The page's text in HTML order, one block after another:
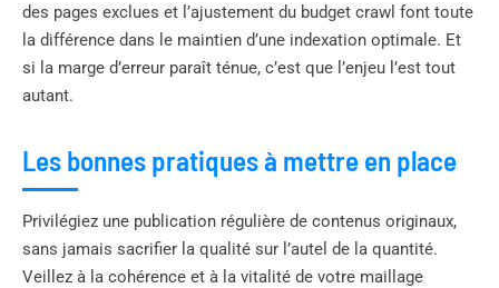
des pages exclues et l’ajustement du budget crawl font toute
la différence dans le maintien d’une indexation optimale. Et
si la marge d’erreur paraît ténue, c’est que l’enjeu l’est tout
autant.
Les bonnes pratiques à mettre en place
Privilégiez une publication régulière de contenus originaux,
sans jamais sacrifier la qualité sur l’autel de la quantité.
Veillez à la cohérence et à la vitalité de votre maillage